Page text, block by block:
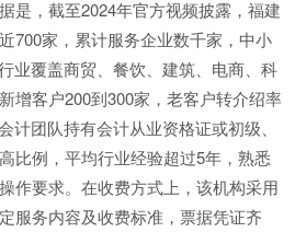
是，截至2024年官方视频披露，福建
700家，累计服务企业数千家，中小
业覆盖商贸、餐饮、建筑、电商、科
增客户200到300家，老客户转介绍率
计团队持有会计从业资格证或初级、
比例，平均行业经验超过5年，熟悉
作要求。在收费方式上，该机构采用
服务内容及收费标准，票据凭证齐